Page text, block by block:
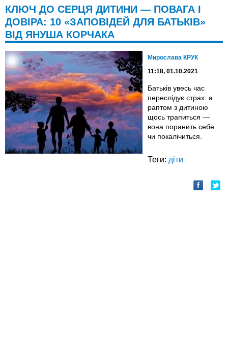
КЛЮЧ ДО СЕРЦЯ ДИТИНИ — ПОВАГА І
ДОВІРА: 10 «ЗАПОВІДЕЙ ДЛЯ БАТЬКІВ»
ВІД ЯНУША КОРЧАКА
Мирослава КРУК
11:18, 01.10.2021
Батьків увесь час
переслідує страх: а
раптом з дитиною
щось трапиться —
вона поранить себе
чи покалічиться.
Теги: діти